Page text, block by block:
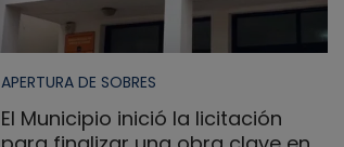
APERTURA DE SOBRES
El Municipio inició la licitación